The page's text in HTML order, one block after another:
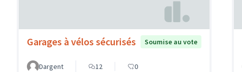
Garages à vélos sécurisés Soumise au vote
Dargent 12 0